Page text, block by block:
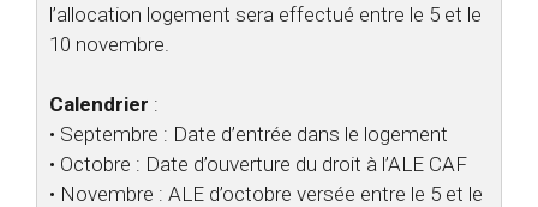
l’allocation logement sera effectué entre le 5 et le
10 novembre.
Calendrier :
• Septembre : Date d’entrée dans le logement
• Octobre : Date d’ouverture du droit à l’ALE CAF
• Novembre : ALE d’octobre versée entre le 5 et le